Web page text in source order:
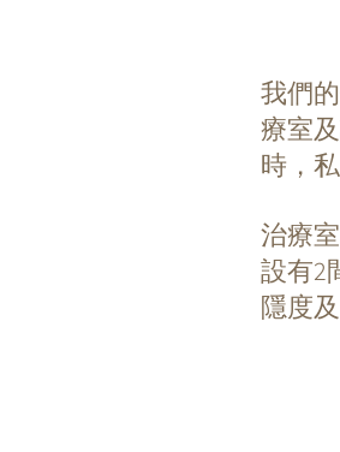
我們
療室
時，
治療
設有2
隱度